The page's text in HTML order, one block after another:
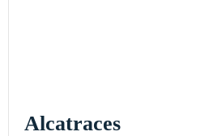
Alcatraces